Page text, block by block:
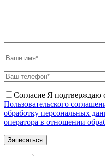
Согласие Я подтверждаю
Пользовательского
обработку персональных
оператора в отношении